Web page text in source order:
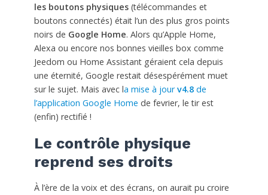
les boutons physiques(télécommandes et
boutons connectés) était l’un des plus gros points
noirs de Google Home. Alors qu’Apple Home,
Alexa ou encore nos bonnes vieilles box comme
Jeedom ou Home Assistant géraient cela depuis
une éternité, Google restait désespérément muet
sur le sujet. Mais avec la mise à jourv4.8de
l’application Google Home de fevrier, le tir est
(enfin) rectifié !
Le contrôle physique
reprend ses droits
À l’ère de la voix et des écrans, on aurait pu croire